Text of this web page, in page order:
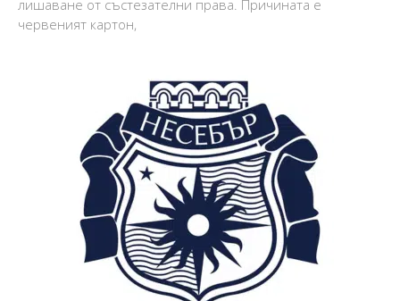
лишаване от състезателни права. Причината е
червеният картон,